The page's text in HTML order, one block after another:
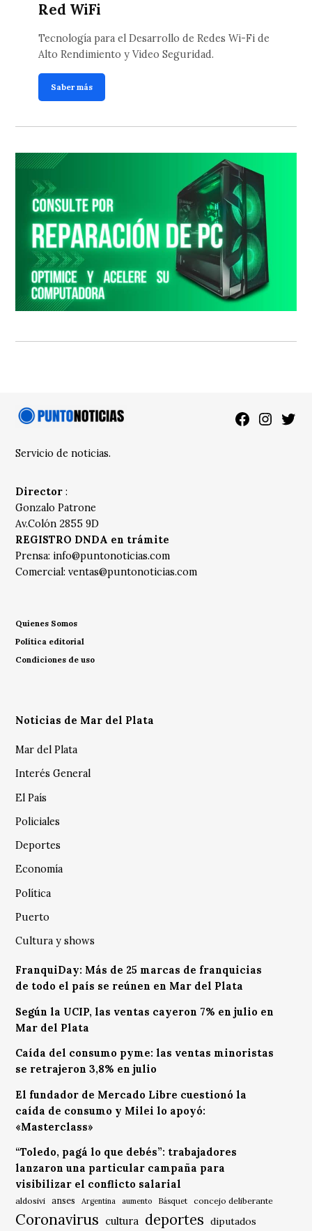
Red WiFi
Tecnología para el Desarrollo de Redes Wi-Fi de
Alto Rendimiento y Video Seguridad.
Saber más
Facebook
Servicio de noticias.
Director :
Gonzalo Patrone
Av.Colón 2855 9D
REGISTRO DNDA en trámite
Prensa: info@puntonoticias.com
Comercial:ventas@puntonoticias.com
Quienes Somos
Política editorial
Condiciones de uso
Noticias de Mar del Plata
Mar del Plata
Interés General
El País
Policiales
Deportes
Economía
Política
Puerto
Cultura y shows
FranquiDay: Más de 25 marcas de franquicias
de todo el país se reúnen en Mar del Plata
Según la UCIP, las ventas cayeron 7% en julio en
Mar del Plata
Caída del consumo pyme: las ventas minoristas
se retrajeron 3,8% en julio
El fundador de Mercado Libre cuestionó la
caída de consumo y Milei lo apoyó:
«Masterclass»
“Toledo, pagá lo que debés”: trabajadores
lanzaron una particular campaña para
visibilizar el conflicto salarial
aldosivi anses Argentina aumento Básquet concejo deliberante
Coronavirus cultura deportes diputados